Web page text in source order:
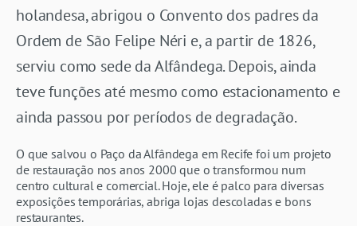
holandesa, abrigou o Convento dos padres da
Ordem de São Felipe Néri e, a partir de 1826,
serviu como sede da Alfândega. Depois, ainda
teve funções até mesmo como estacionamento e
ainda passou por períodos de degradação.
O que salvou o Paço da Alfândega em Recife foi um projeto
de restauração nos anos 2000 que o transformou num
centro cultural e comercial. Hoje, ele é palco para diversas
exposições temporárias, abriga lojas descoladas e bons
restaurantes.